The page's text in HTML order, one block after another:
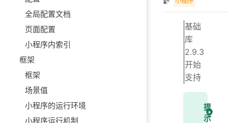
全局配置文档
页面配置
小程序内索引
框架
框架
场景值
小程序的运行环境
小程序运行机制
基础
库
2.9.3
开始
支持
提
示